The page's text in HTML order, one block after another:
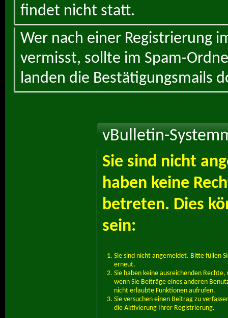
findet nicht statt.
Wer nach einer Registrierung
vermisst, sollte im Spam-
landen die Bestätigungsmails
vBulletin-
Sie sind nicht
haben keine
betreten. Dies
sein:
Sie sind nicht angemeldet. Bitte füllen
erneut.
Sie haben keine ausreichenden
wenn Sie Beiträge eines anderen
nicht erlaubte Funktionen aufrufen.
Sie versuchen einen Beitrag zu
die Aktivierung Ihrer Registrierung.